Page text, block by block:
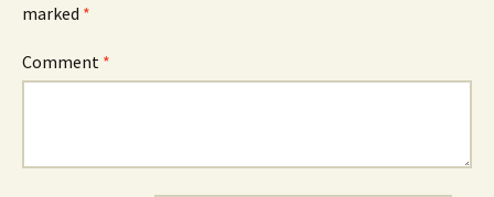
marked *
Comment *